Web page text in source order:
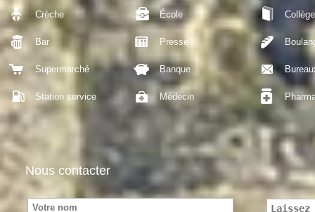
Crèche École Collège
Bar Presse
Supermarché Banque
Station service Médecin
Nous contacter